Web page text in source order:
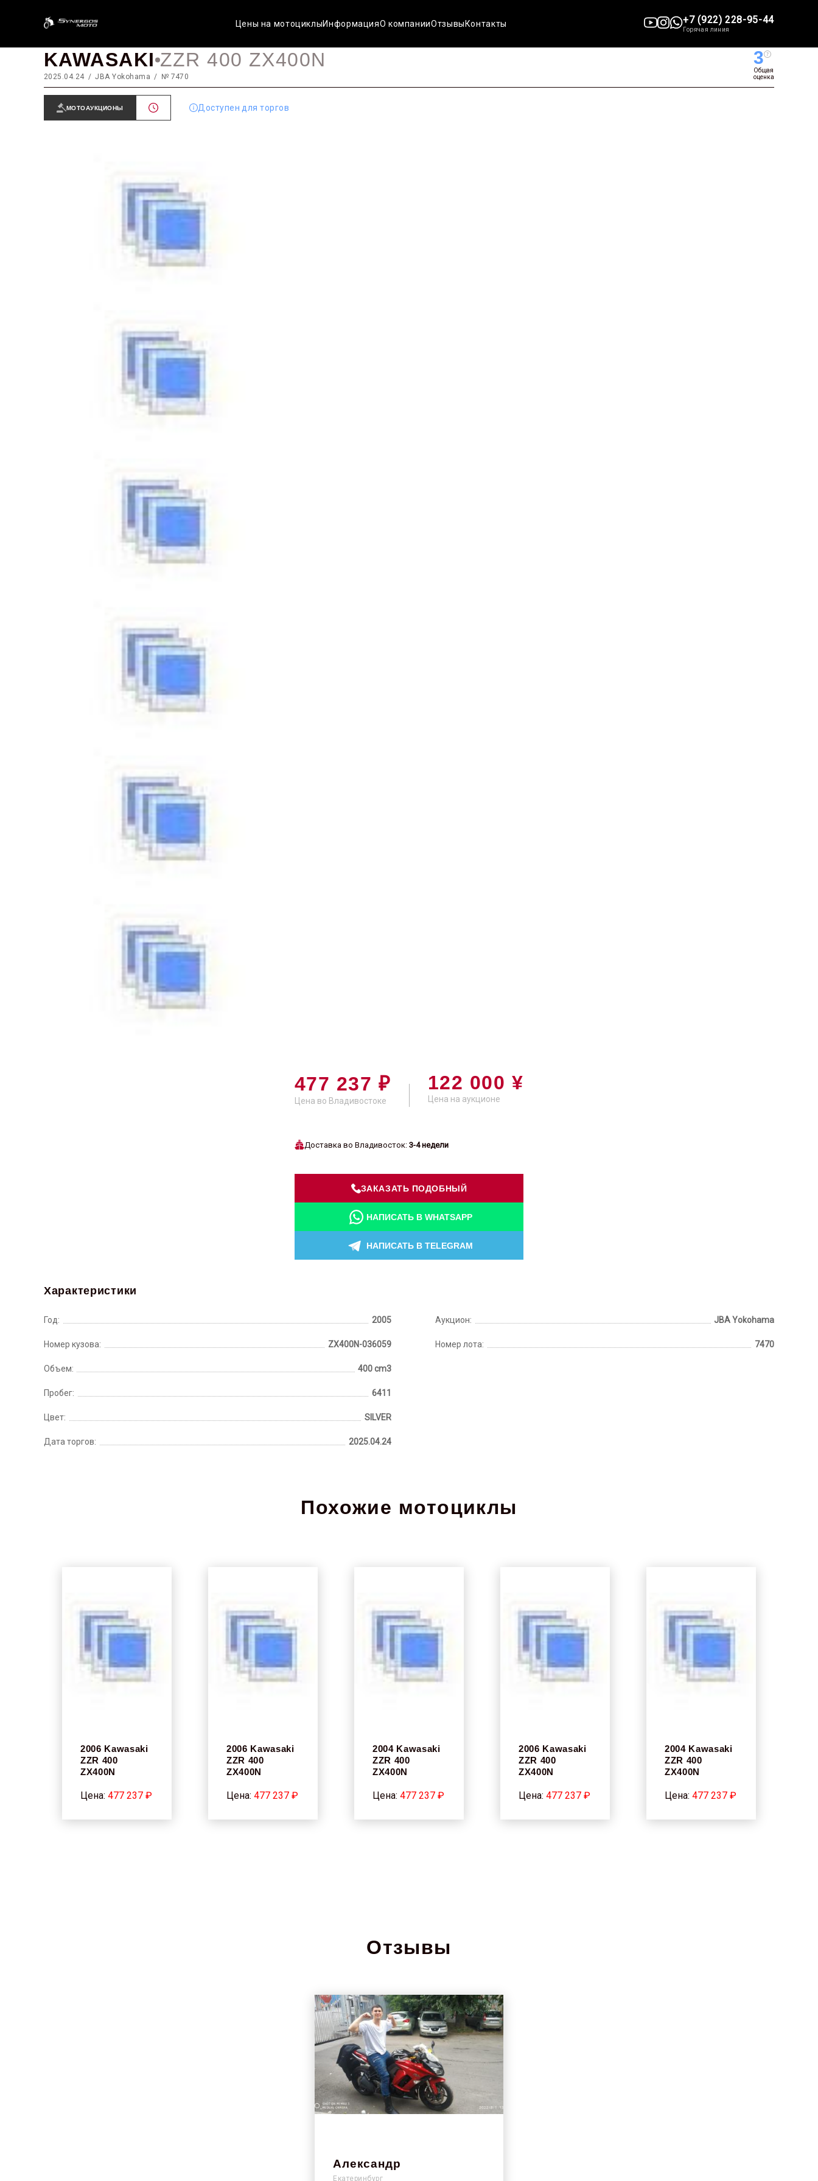
Цены на мотоциклыИнформацияО компанииОтзывы Контакты +7 (922) 228-95-44
Горячая линия
KAWASAKI ZZR 400 ZX400N
2025.04.24 JBA Yokohama № 7470
3
Общая
оценка
МОТОАУКЦИОНЫ Доступен для торгов
477 237 ₽
Цена во Владивостоке
122 000 ¥
Цена на аукционе
Доставка во Владивосток:3-4 недели
ЗАКАЗАТЬ ПОДОБНЫЙ
НАПИСАТЬ В WHATSAPP
НАПИСАТЬ В TELEGRAM
Характеристики
Год: 2005
Номер кузова: ZX400N-036059
Объем: 400 cm3
Пробег: 6411
Цвет: SILVER
Дата торгов: 2025.04.24
Аукцион: JBA Yokohama
Номер лота: 7470
Похожие мотоциклы
2006 Kawasaki
ZZR 400
ZX400N
Цена: 477 237 ₽
2006 Kawasaki
ZZR 400
ZX400N
Цена: 477 237 ₽
2004 Kawasaki
ZZR 400
ZX400N
Цена: 477 237 ₽
2006 Kawasaki
ZZR 400
ZX400N
Цена: 477 237 ₽
2004 Kawasaki
ZZR 400
ZX400N
Цена: 477 237 ₽
Отзывы
Александр
Екатеринбург